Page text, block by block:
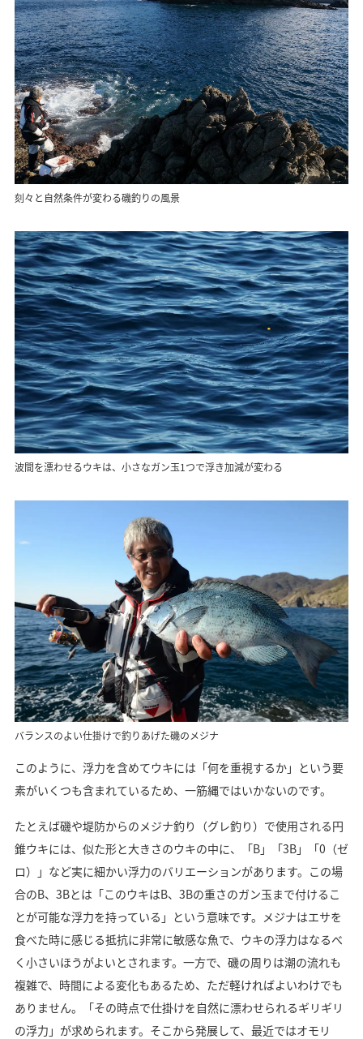
刻々と自然条件が変わる磯釣りの風景
波間を漂わせるウキは、小さなガン玉1つで浮き加減が変わる
バランスのよい仕掛けで釣りあげた磯のメジナ
このように、浮力を含めてウキには「何を重視するか」という要
素がいくつも含まれているため、一筋縄ではいかないのです。
たとえば磯や堤防からのメジナ釣り（グレ釣り）で使用される円
錐ウキには、似た形と大きさのウキの中に、「B」「3B」「0（ゼ
ロ）」など実に細かい浮力のバリエーションがあります。この場
合のB、3Bとは「このウキはB、3Bの重さのガン玉まで付けるこ
とが可能な浮力を持っている」という意味です。メジナはエサを
食べた時に感じる抵抗に非常に敏感な魚で、ウキの浮力はなるべ
く小さいほうがよいとされます。一方で、磯の周りは潮の流れも
複雑で、時間による変化もあるため、ただ軽ければよいわけでも
ありません。「その時点で仕掛けを自然に漂わせられるギリギリ
の浮力」が求められます。そこから発展して、最近ではオモリ